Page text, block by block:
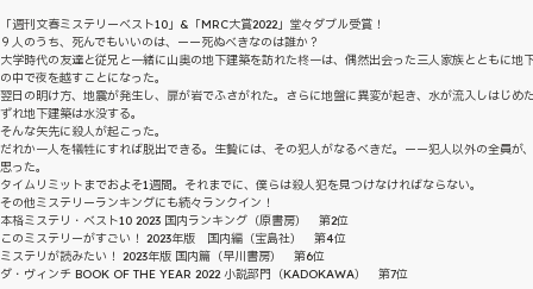
「週刊文春ミステリーベスト10」&「MRC大賞2022」堂々ダブル受賞！
９人のうち、死んでもいいのは、ーー死ぬべきなのは誰か？
大学時代の友達と従兄と一緒に山奥の地下建築を訪れた柊一は、偶然出会った三人家族とともに地
の中で夜を越すことになった。
翌日の明け方、地震が発生し、扉が岩でふさがれた。さらに地盤に異変が起き、水が流入しはじめ
ずれ地下建築は水没する。
そんな矢先に殺人が起こった。
だれか一人を犠牲にすれば脱出できる。生贄には、その犯人がなるべきだ。ーー犯人以外の全員が
思った。
タイムリミットまでおよそ1週間。それまでに、僕らは殺人犯を見つけなければならない。
その他ミステリーランキングにも続々ランクイン！
本格ミステリ・ベスト10 2023 国内ランキング（原書房） 第2位
このミステリーがすごい！ 2023年版 国内編（宝島社） 第4位
ミステリが読みたい！ 2023年版 国内篇（早川書房） 第6位
ダ・ヴィンチ BOOK OF THE YEAR 2022 小説部門（KADOKAWA） 第7位